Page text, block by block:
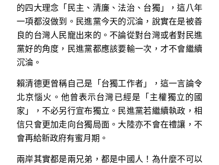
的四大理念「民主、清廉、法治、台獨」，這八年
一項都沒做到。民進黨今天的沉淪，說實在是被善
良的台灣人民寵出來的。不論從對台灣或者對民進
黨好的角度，民進黨都應該要輸一次，才不會繼續
沉淪。
賴清德更曾稱自己是「台獨工作者」，這一言論令
北京惱火。他曾表示台灣已經是「主權獨立的國
家」，不必另行宣布獨立。民進黨若繼續執政，相
信只會更加走向台獨局面。大陸亦不會在禮讓，不
會再給新政府有蜜月期。
兩岸其實都是兩兄弟，都是中國人！為什麼不可以